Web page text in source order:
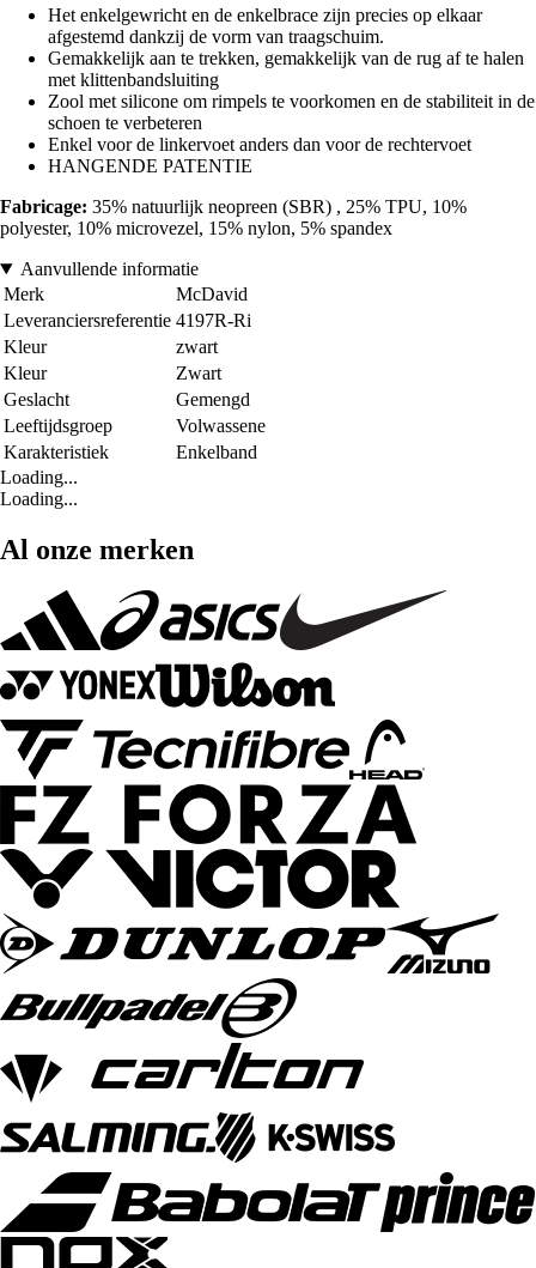
Het enkelgewricht en de enkelbrace zijn precies op elkaar
afgestemd dankzij de vorm van traagschuim.
Gemakkelijk aan te trekken, gemakkelijk van de rug af te halen
met klittenbandsluiting
Zool met silicone om rimpels te voorkomen en de stabiliteit in de
schoen te verbeteren
Enkel voor de linkervoet anders dan voor de rechtervoet
HANGENDE PATENTIE
Fabricage: 35% natuurlijk neopreen (SBR) , 25% TPU, 10%
polyester, 10% microvezel, 15% nylon, 5% spandex
Aanvullende informatie
Merk
McDavid
Leveranciersreferentie 4197R-Ri
Kleur
zwart
Kleur
Zwart
Geslacht
Gemengd
Leeftijdsgroep
Volwassene
Karakteristiek
Enkelband
Loading...
Loading...
Al onze merken